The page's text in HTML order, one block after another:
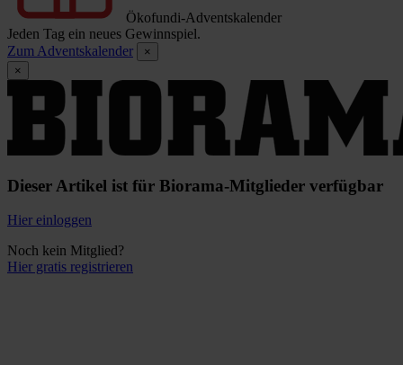
Ökofundi-Adventskalender
Jeden Tag ein neues Gewinnspiel.
Zum Adventskalender
×
×
Dieser Artikel ist für Biorama-Mitglieder verfügbar
Hier einloggen
Noch kein Mitglied?
Hier gratis registrieren